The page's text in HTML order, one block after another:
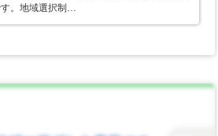
す。地域選択制…